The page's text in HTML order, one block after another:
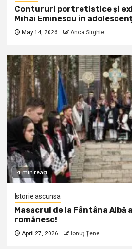
Contururi portretistice și
Mihai Eminescu în
May 14, 2026 Anca Sirghie
4 min read
Istorie ascunsa
Masacrul de la Fântâna Albă
românesc!
April 27, 2026 Ionuţ Ţene